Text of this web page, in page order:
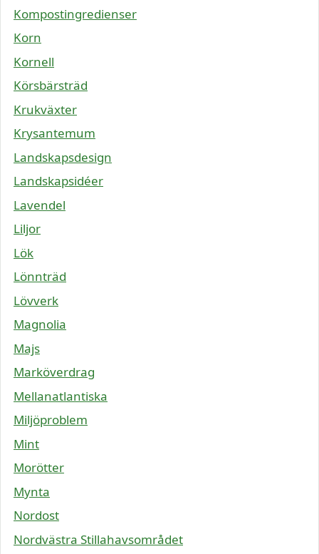
Kompostingredienser
Korn
Kornell
Körsbärsträd
Krukväxter
Krysantemum
Landskapsdesign
Landskapsidéer
Lavendel
Liljor
Lök
Lönnträd
Lövverk
Magnolia
Majs
Marköverdrag
Mellanatlantiska
Miljöproblem
Mint
Morötter
Mynta
Nordost
Nordvästra Stillahavsområdet